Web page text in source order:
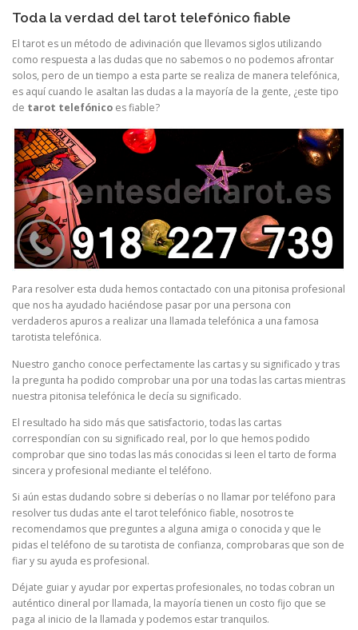
Toda la verdad del tarot telefónico fiable
El tarot es un método de adivinación que llevamos siglos utilizando
como respuesta a las dudas que no sabemos o no podemos afrontar
solos, pero de un tiempo a esta parte se realiza de manera telefónica,
es aquí cuando le asaltan las dudas a la mayoría de la gente, ¿este tipo
de tarot telefónico es fiable?
Para resolver esta duda hemos contactado con una pitonisa profesional
que nos ha ayudado haciéndose pasar por una persona con
verdaderos apuros a realizar una llamada telefónica a una famosa
tarotista telefónica.
Nuestro gancho conoce perfectamente las cartas y su significado y tras
la pregunta ha podido comprobar una por una todas las cartas mientras
nuestra pitonisa telefónica le decía su significado.
El resultado ha sido más que satisfactorio, todas las cartas
correspondían con su significado real, por lo que hemos podido
comprobar que sino todas las más conocidas si leen el tarto de forma
sincera y profesional mediante el teléfono.
Si aún estas dudando sobre si deberías o no llamar por teléfono para
resolver tus dudas ante el tarot telefónico fiable, nosotros te
recomendamos que preguntes a alguna amiga o conocida y que le
pidas el teléfono de su tarotista de confianza, comprobaras que son de
fiar y su ayuda es profesional.
Déjate guiar y ayudar por expertas profesionales, no todas cobran un
auténtico dineral por llamada, la mayoría tienen un costo fijo que se
paga al inicio de la llamada y podemos estar tranquilos.